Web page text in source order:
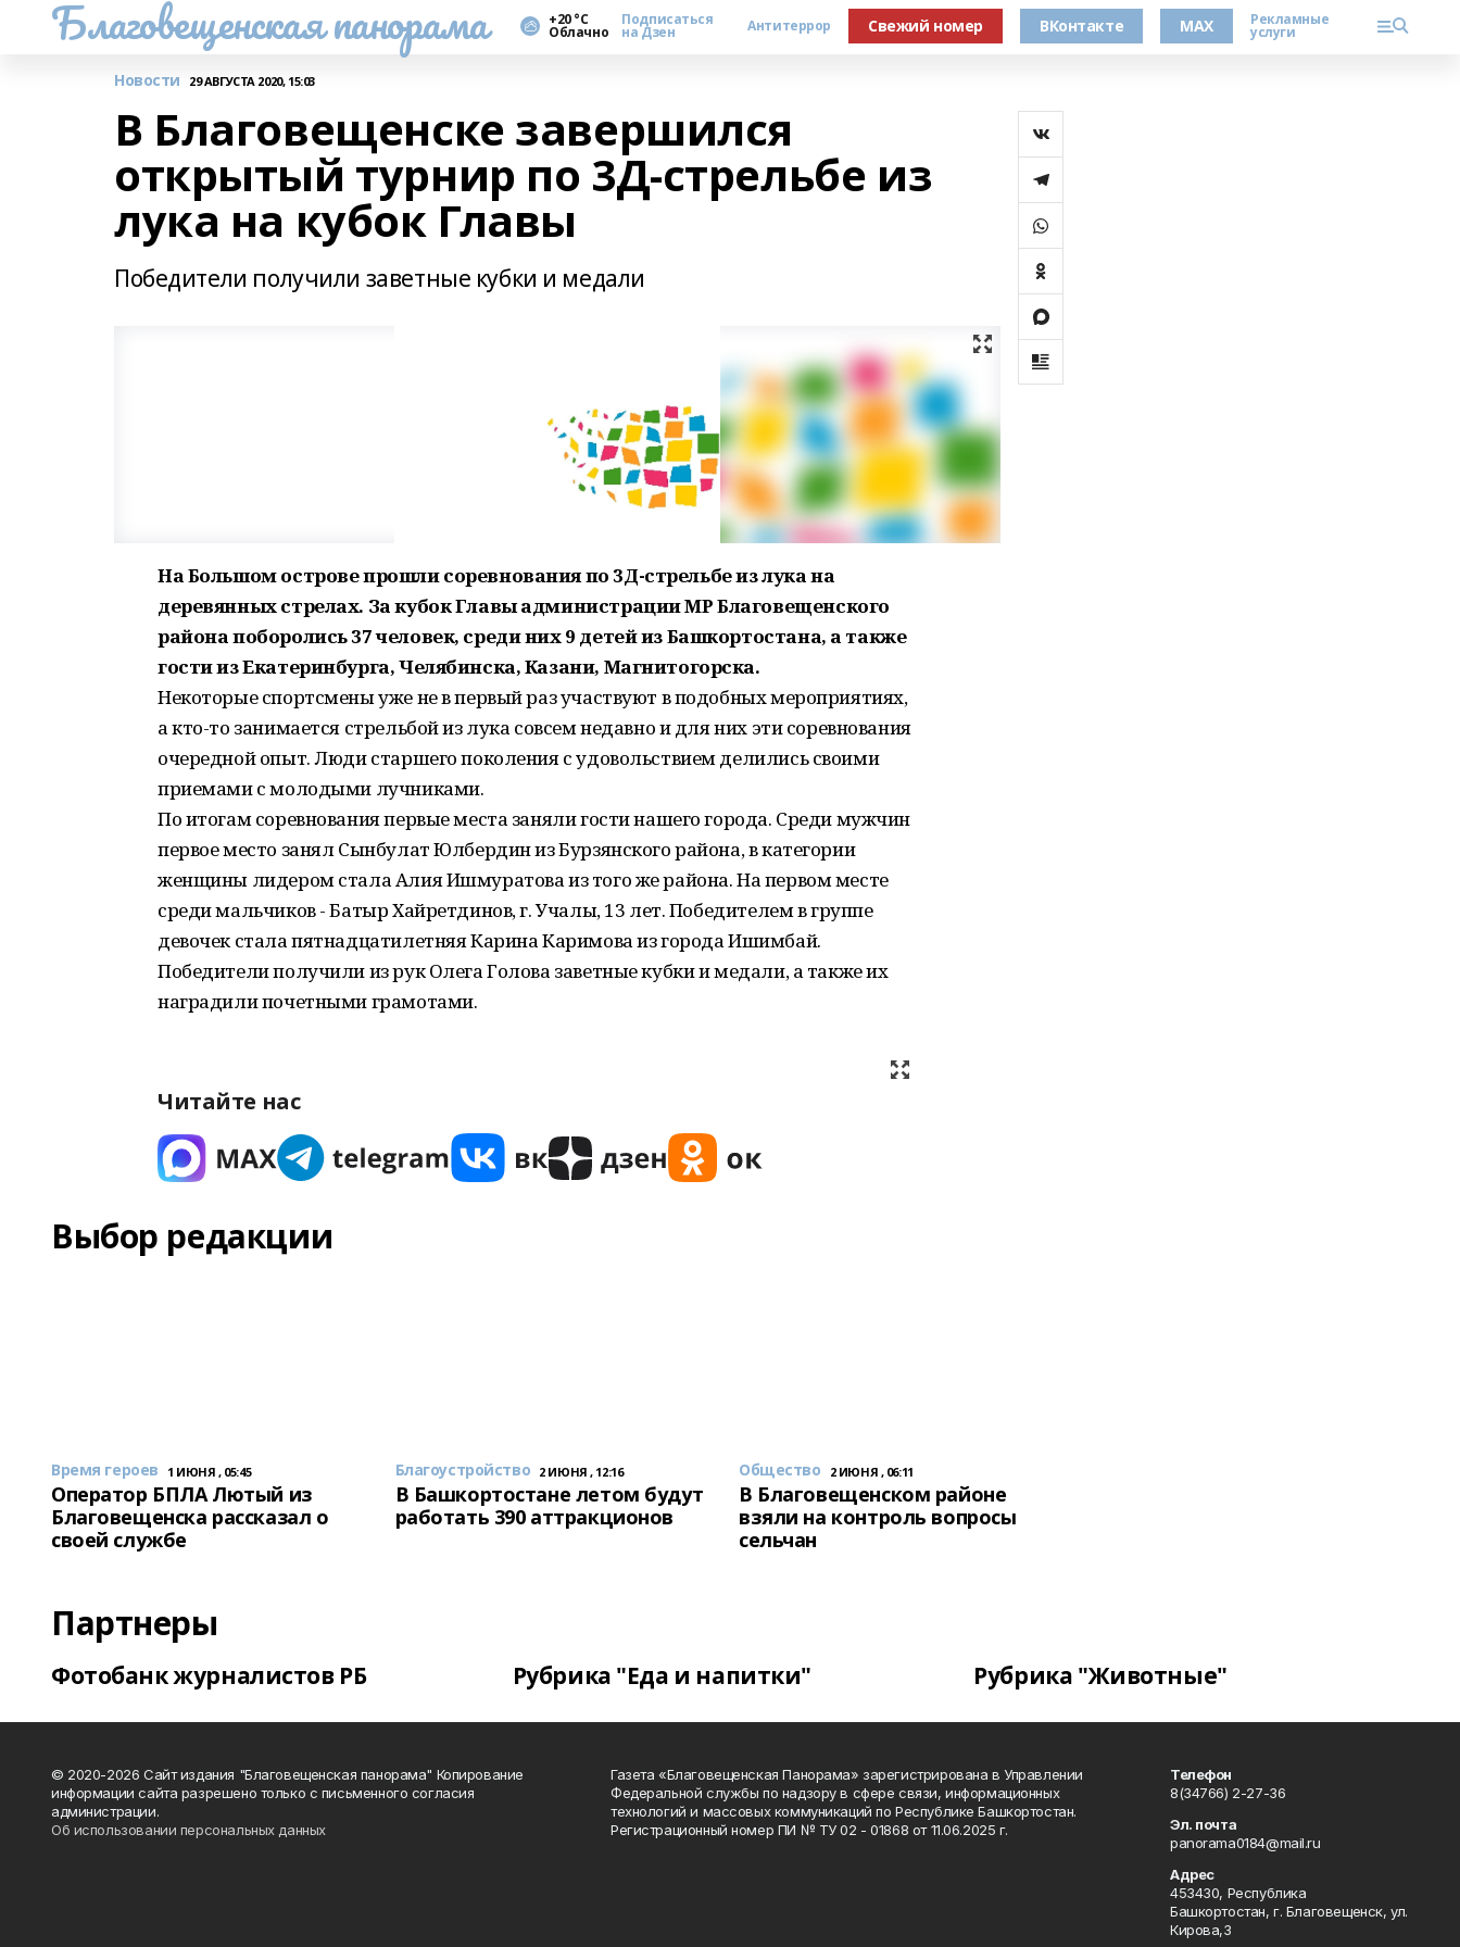
Благовещенская панорама +20 °С
Облачно
Подписаться
на Дзен Антитеррор Свежий номер ВКонтакте MAX Рекламные
услуги
Новости 29 АВГУСТА 2020, 15:03
В Благовещенске завершился
открытый турнир по 3Д-стрельбе из
лука на кубок Главы
Победители получили заветные кубки и медали
На Большом острове прошли соревнования по 3Д-стрельбе из лука на
деревянных стрелах. За кубок Главы администрации МР Благовещенского
района поборолись 37 человек, среди них 9 детей из Башкортостана, а также
гости из Екатеринбурга, Челябинска, Казани, Магнитогорска.
Некоторые спортсмены уже не в первый раз участвуют в подобных мероприятиях,
а кто-то занимается стрельбой из лука совсем недавно и для них эти соревнования
очередной опыт. Люди старшего поколения с удовольствием делились своими
приемами с молодыми лучниками.
По итогам соревнования первые места заняли гости нашего города. Среди мужчин
первое место занял Сынбулат Юлбердин из Бурзянского района, в категории
женщины лидером стала Алия Ишмуратова из того же района. На первом месте
среди мальчиков - Батыр Хайретдинов, г. Учалы, 13 лет. Победителем в группе
девочек стала пятнадцатилетняя Карина Каримова из города Ишимбай.
Победители получили из рук Олега Голова заветные кубки и медали, а также их
наградили почетными грамотами.
Читайте нас
Выбор редакции
Время героев 1 ИЮНЯ , 05:45
Оператор БПЛА Лютый из
Благовещенска рассказал о
своей службе
Благоустройство 2 ИЮНЯ , 12:16
В Башкортостане летом будут
работать 390 аттракционов
Общество 2 ИЮНЯ , 06:11
В Благовещенском районе
взяли на контроль вопросы
сельчан
Партнеры
Фотобанк журналистов РБ Рубрика "Еда и напитки" Рубрика "Животные"
© 2020-2026 Сайт издания "Благовещенская панорама" Копирование
информации сайта разрешено только с письменного согласия
администрации.
Об использовании персональных данных
Газета «Благовещенская Панорама» зарегистрирована в Управлении
Федеральной службы по надзору в сфере связи, информационных
технологий и массовых коммуникаций по Республике Башкортостан.
Регистрационный номер ПИ № ТУ 02 - 01868 от 11.06.2025 г.
Телефон
8(34766) 2-27-36
Эл. почта
panorama0184@mail.ru
Адрес
453430, Республика
Башкортостан, г. Благовещенск, ул.
Кирова,3